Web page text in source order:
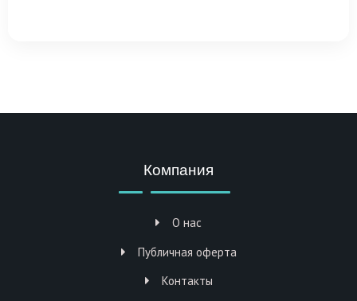
Компания
О нас
Публичная оферта
Контакты